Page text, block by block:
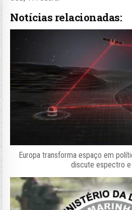
Notícias relacionadas:
Europa transforma espaço em
discute espectro